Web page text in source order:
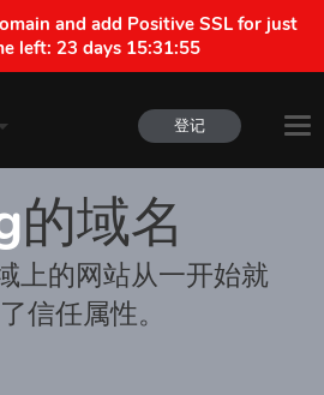
and add Positive SSL for just
left: 23 days 15:31:55
登记
的域名
上的网站从一开始就
信任属性。